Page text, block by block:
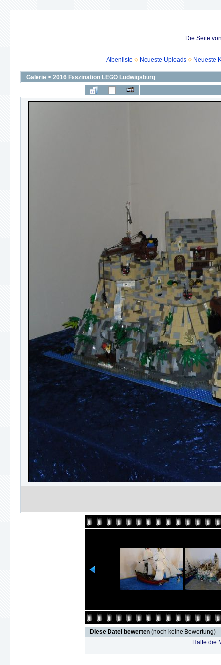
Die Seite
Albenliste Neueste Uploads Neueste
Galerie > 2016 Faszination LEGO Ludwigsburg
Diese Datei bewerten (noch keine Bewertung)
Halte die